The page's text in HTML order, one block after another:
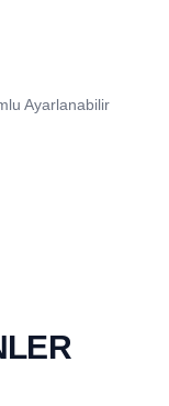
Ayarlanabilir